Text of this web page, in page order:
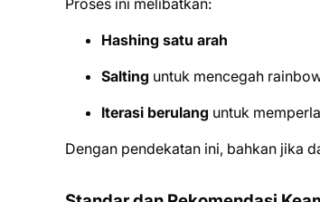
Hashing satu arah
Salting untuk mencegah
Iterasi berulang untuk
Dengan pendekatan ini, bahkan jika